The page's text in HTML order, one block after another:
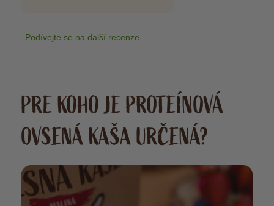
Podívejte se na další recenze
PRE KOHO JE PROTEÍNOVÁ
OVSENÁ KAŠA URČENÁ?